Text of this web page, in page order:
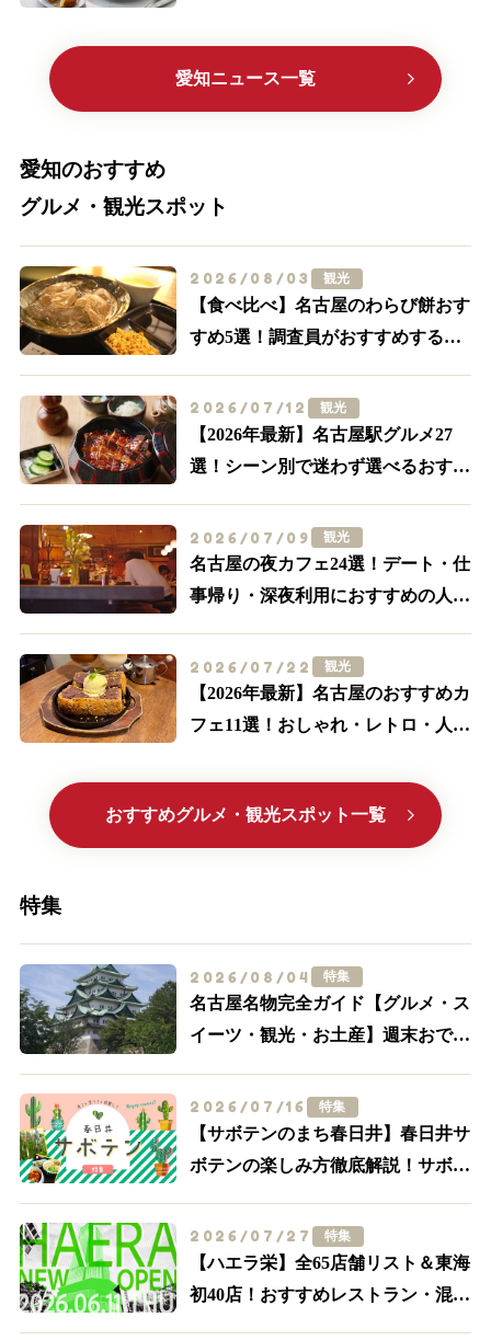
愛知ニュース一覧
愛知のおすすめ
グルメ・観光スポット
2026/08/03 観光
【食べ比べ】名古屋のわらび餅おす
すめ5選！調査員がおすすめする外
2026/07/12 観光
【2026年最新】名古屋駅グルメ27
選！シーン別で迷わず選べるおすす
2026/07/09 観光
名古屋の夜カフェ24選！デート・仕
事帰り・深夜利用におすすめの人気
2026/07/22 観光
【2026年最新】名古屋のおすすめカ
フェ11選！おしゃれ・レトロ・人気
おすすめグルメ・観光スポット一覧
特集
2026/08/04 特集
名古屋名物完全ガイド【グルメ・ス
イーツ・観光・お土産】週末おでか
2026/07/16 特集
【サボテンのまち春日井】春日井サ
ボテンの楽しみ方徹底解説！サボテ
買う・体験する】
2026/07/27 特集
【ハエラ栄】全65店舗リスト＆東海
初40店！おすすめレストラン・混